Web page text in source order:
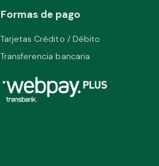
Formas de pago
Tarjetas Crédito / Débito
Transferencia bancaria